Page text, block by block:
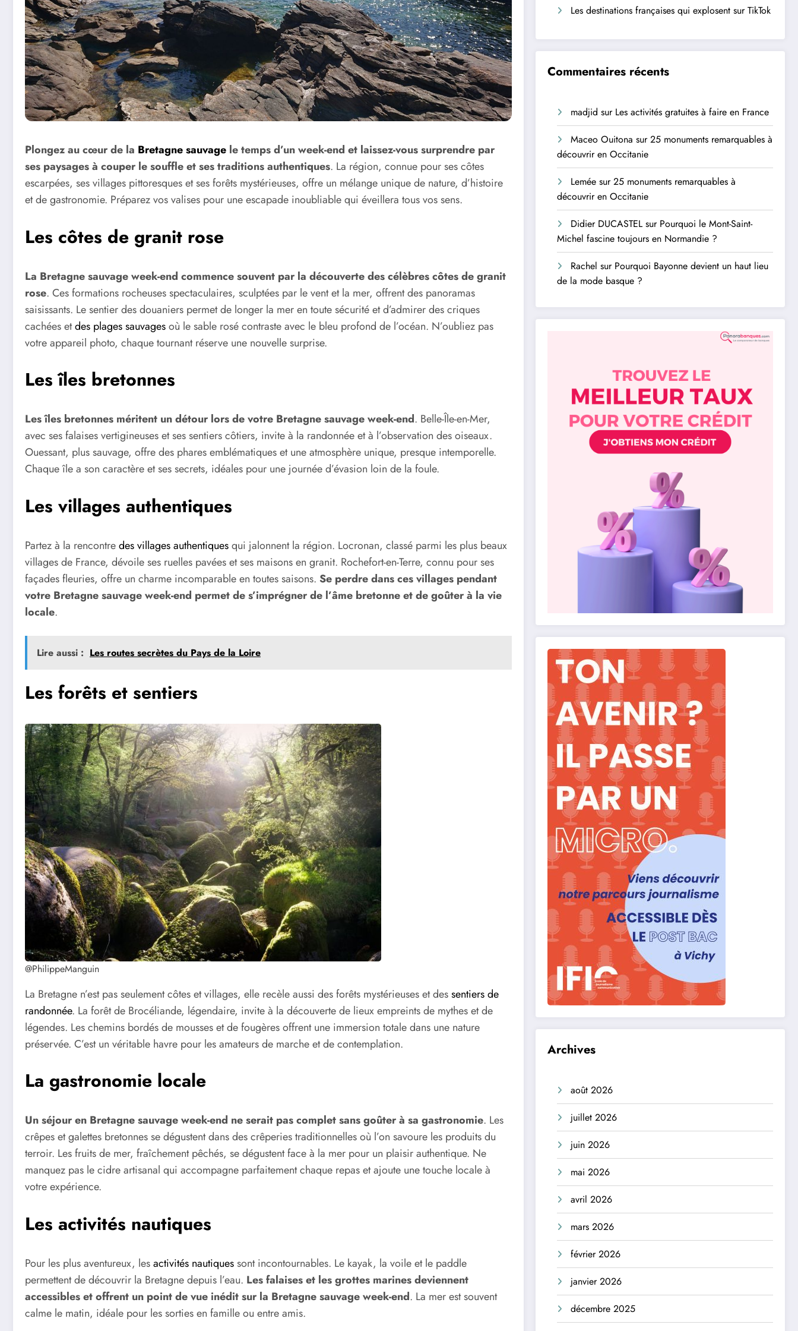
Plongez au cœur de la Bretagne sauvage le temps d’un week-end et laissez-vous surprendre par
ses paysages à couper le souffle et ses traditions authentiques. La région, connue pour ses côtes
escarpées, ses villages pittoresques et ses forêts mystérieuses, offre un mélange unique de nature, d’histoire
et de gastronomie. Préparez vos valises pour une escapade inoubliable qui éveillera tous vos sens.
Les côtes de granit rose
La Bretagne sauvage week-end commence souvent par la découverte des célèbres côtes de granit
rose. Ces formations rocheuses spectaculaires, sculptées par le vent et la mer, offrent des panoramas
saisissants. Le sentier des douaniers permet de longer la mer en toute sécurité et d’admirer des criques
cachées etdes plages sauvagesoù le sable rosé contraste avec le bleu profond de l’océan. N’oubliez pas
votre appareil photo, chaque tournant réserve une nouvelle surprise.
Les îles bretonnes
Les îles bretonnes méritent un détour lors de votre Bretagne sauvage week-end. Belle-Île-en-Mer,
avec ses falaises vertigineuses et ses sentiers côtiers, invite à la randonnée et à l’observation des oiseaux.
Ouessant, plus sauvage, offre des phares emblématiques et une atmosphère unique, presque intemporelle.
Chaque île a son caractère et ses secrets, idéales pour une journée d’évasion loin de la foule.
Les villages authentiques
Partez à la rencontredes villages authentiquesqui jalonnent la région. Locronan, classé parmi les plus beaux
villages de France, dévoile ses ruelles pavées et ses maisons en granit. Rochefort-en-Terre, connu pour ses
façades fleuries, offre un charme incomparable en toutes saisons. Se perdre dans ces villages pendant
votre Bretagne sauvage week-end permet de s’imprégner de l’âme bretonne et de goûter à la vie
locale.
Lire aussi : Les routes secrètes du Pays de la Loire
Les forêts et sentiers
@PhilippeManguin
La Bretagne n’est pas seulement côtes et villages, elle recèle aussi des forêts mystérieuses et dessentiers de
randonnée. La forêt de Brocéliande, légendaire, invite à la découverte de lieux empreints de mythes et de
légendes. Les chemins bordés de mousses et de fougères offrent une immersion totale dans une nature
préservée. C’est un véritable havre pour les amateurs de marche et de contemplation.
La gastronomie locale
Un séjour en Bretagne sauvage week-end ne serait pas complet sans goûter à sa gastronomie. Les
crêpes et galettes bretonnes se dégustent dans des crêperies traditionnelles où l’on savoure les produits du
terroir. Les fruits de mer, fraîchement pêchés, se dégustent face à la mer pour un plaisir authentique. Ne
manquez pas le cidre artisanal qui accompagne parfaitement chaque repas et ajoute une touche locale à
votre expérience.
Les activités nautiques
Pour les plus aventureux, lesactivités nautiquessont incontournables. Le kayak, la voile et le paddle
permettent de découvrir la Bretagne depuis l’eau. Les falaises et les grottes marines deviennent
accessibles et offrent un point de vue inédit sur la Bretagne sauvage week-end. La mer est souvent
calme le matin, idéale pour les sorties en famille ou entre amis.
Les destinations françaises qui explosent sur TikTok
Commentaires récents
madjid sur Les activités gratuites à faire en France
Maceo Ouitona sur25 monuments remarquables à
découvrir en Occitanie
Lemée sur25 monuments remarquables à
découvrir en Occitanie
Didier DUCASTEL sur Pourquoi le Mont-Saint-
Michel fascine toujours en Normandie ?
Rachel sur Pourquoi Bayonne devient un haut lieu
de la mode basque ?
Archives
août 2026
juillet 2026
juin 2026
mai 2026
avril 2026
mars 2026
février 2026
janvier 2026
décembre 2025